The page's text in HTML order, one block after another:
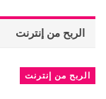
الربح من إنترنت
الربح من إنترنت